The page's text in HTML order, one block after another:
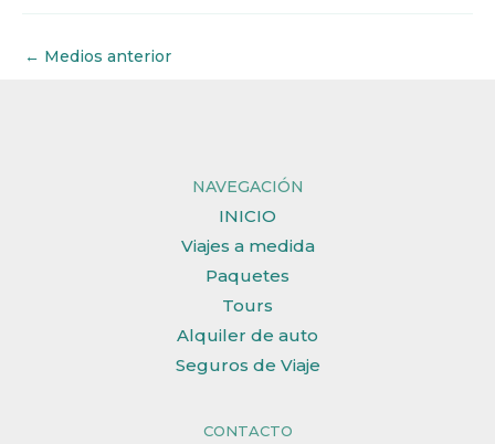
← Medios anterior
NAVEGACIÓN
INICIO
Viajes a medida
Paquetes
Tours
Alquiler de auto
Seguros de Viaje
CONTACTO